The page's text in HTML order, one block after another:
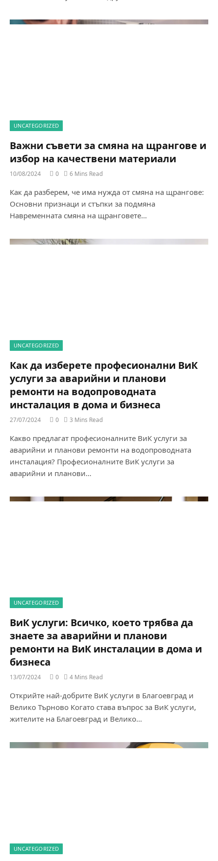
UNCATEGORIZED
Важни съвети за смяна на щрангове и
избор на качествени материали
10/08/2024 0 6 Mins Read
Как да разберем, че има нужда от смяна на щрангове:
Основни признаци и стъпки за подмяна
Навременната смяна на щранговете…
UNCATEGORIZED
Как да изберете професионални ВиК
услуги за аварийни и планови
ремонти на водопроводната
инсталация в дома и бизнеса
27/07/2024 0 3 Mins Read
Какво предлагат професионалните ВиК услуги за
аварийни и планови ремонти на водопроводната
инсталация? Професионалните ВиК услуги за
аварийни и планови…
UNCATEGORIZED
ВиК услуги: Всичко, което трябва да
знаете за аварийни и планови
ремонти на ВиК инсталации в дома и
бизнеса
13/07/2024 0 4 Mins Read
Открийте най-добрите ВиК услуги в Благоевград и
Велико Търново Когато става въпрос за ВиК услуги,
жителите на Благоевград и Велико…
UNCATEGORIZED